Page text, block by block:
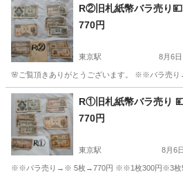
R②旧札紙幣バラ売り💴
770円
東京駅 8月6日
🌸ご覧頂きありがとうございます。 ※※バラ売
沖縄 宜野湾市 東京駅 その他 紙
R①旧札紙幣バラ売り
770円
東京駅 8月6日
※※バラ売り→※ 5枚→770円 ※※1枚300円※3枚